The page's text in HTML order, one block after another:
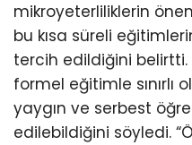
mikroyeterliliklerin
bu kısa süreli
tercih edildiğini
formel eğitimle sınırlı
yaygın ve serbest
edilebildiğini söyledi.